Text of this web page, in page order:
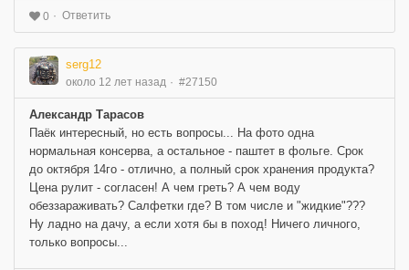
0 Ответить
serg12
около 12 лет назад #27150
Александр Тарасов
Паёк интересный, но есть вопросы... На фото одна
нормальная консерва, а остальное - паштет в фольге. Срок
до октября 14го - отлично, а полный срок хранения продукта?
Цена рулит - согласен! А чем греть? А чем воду
обеззараживать? Салфетки где? В том числе и "жидкие"???
Ну ладно на дачу, а если хотя бы в поход! Ничего личного,
только вопросы...